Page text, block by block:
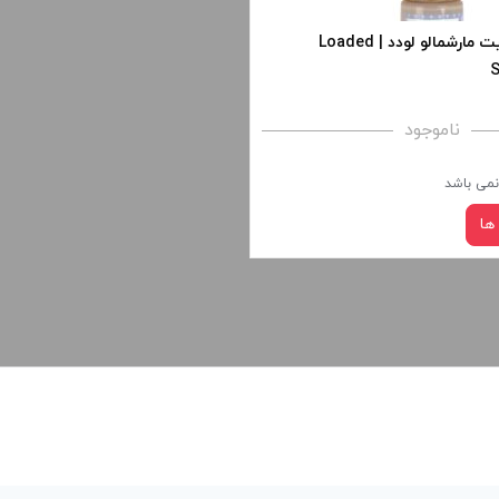
افزودن به سبد خرید
جویس بیسکوییت مارشمالو لودد | Loaded
ناموجود
نمی باشد